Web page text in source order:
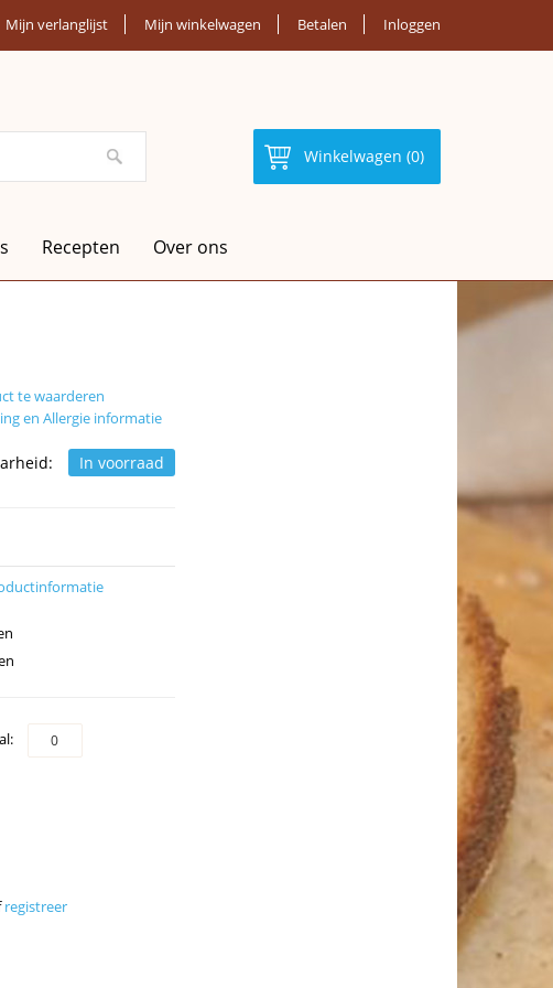
Mijn verlanglijst Mijn winkelwagen Betalen Inloggen
Winkelwagen (0)
Recepten Over ons
te waarderen
en Allergie informatie
In voorraad
registreer